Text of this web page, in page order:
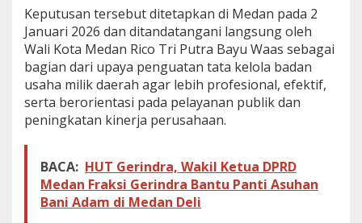
a
Keputusan tersebut ditetapkan di Medan pada 2
Januari 2026 dan ditandatangani langsung oleh
Wali Kota Medan Rico Tri Putra Bayu Waas sebagai
bagian dari upaya penguatan tata kelola badan
usaha milik daerah agar lebih profesional, efektif,
serta berorientasi pada pelayanan publik dan
peningkatan kinerja perusahaan.
BACA: HUT Gerindra, Wakil Ketua DPRD
Medan Fraksi Gerindra Bantu Panti Asuhan
Bani Adam di Medan Deli